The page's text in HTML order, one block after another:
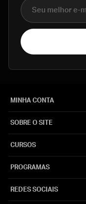
E-mail
MINHA CONTA
SOBRE O SITE
CURSOS
PROGRAMAS
REDES SOCIAIS